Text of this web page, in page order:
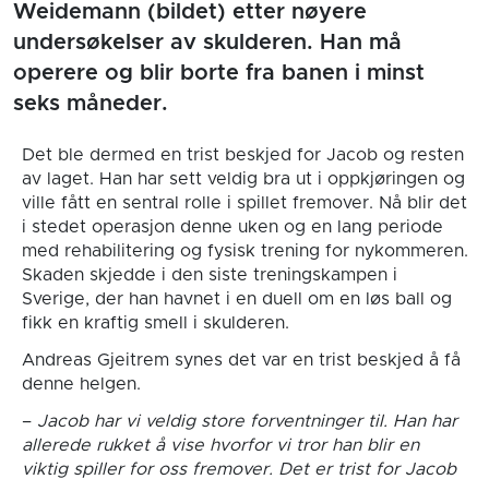
Weidemann (bildet) etter nøyere
undersøkelser av skulderen. Han må
operere og blir borte fra banen i minst
seks måneder.
Det ble dermed en trist beskjed for Jacob og resten
av laget. Han har sett veldig bra ut i oppkjøringen og
ville fått en sentral rolle i spillet fremover. Nå blir det
i stedet operasjon denne uken og en lang periode
med rehabilitering og fysisk trening for nykommeren.
Skaden skjedde i den siste treningskampen i
Sverige, der han havnet i en duell om en løs ball og
fikk en kraftig smell i skulderen.
Andreas Gjeitrem synes det var en trist beskjed å få
denne helgen.
– Jacob har vi veldig store forventninger til. Han har
allerede rukket å vise hvorfor vi tror han blir en
viktig spiller for oss fremover. Det er trist for Jacob